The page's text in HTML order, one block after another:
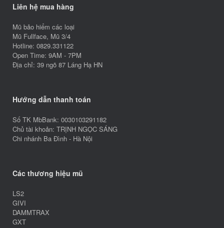
Liên hệ mua hàng
Mũ bảo hiểm các loại
Mũ Fullface, Mũ 3/4
Hotline: 0829.331122
Open Time: 9AM - 7PM
Địa chỉ: 39 ngõ 87 Láng Hạ HN
Hướng dẫn thanh toán
Số TK MbBank: 0030103291182
Chủ tài khoản: TRỊNH NGỌC SÁNG
Chi nhánh Ba Đình - Hà Nội
Các thương hiệu mũ
LS2
GIVI
DAMMTRAX
GXT